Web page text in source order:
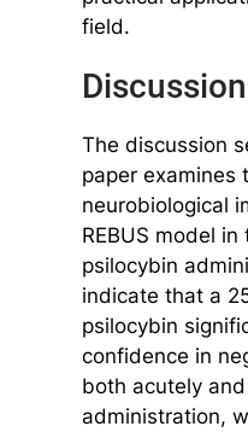
field.
Discussion
The discussion
paper examines
neurobiological
REBUS model
psilocybin
indicate that a
psilocybin
confidence in
both acutely
administration,